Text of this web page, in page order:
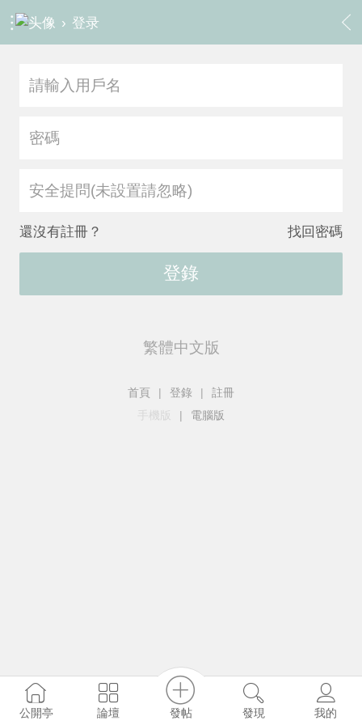
› 登录
安全提問(未設置請忽略)
還沒有註冊？ 找回密碼
登錄
繁體中文版
首頁 | 登錄 |
註冊
手機版
| 電腦版
公開亭 論壇 發帖 發現 我的